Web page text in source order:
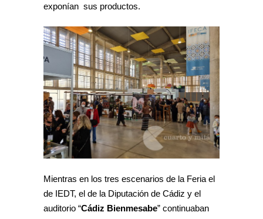
exponían sus productos.
Mientras en los tres escenarios de la Feria el
de IEDT, el de la Diputación de Cádiz y el
auditorio “Cádiz Bienmesabe” continuaban